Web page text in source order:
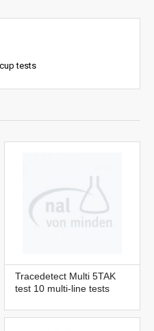
tests
Tracedetect Multi 5TAK
test 10 multi-line tests